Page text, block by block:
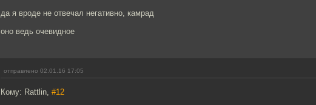
да я вроде не отвечал негативно, камрад
оно ведь очевидное
отправлено 02.01.16 17:05
Кому: Rattlin, #12